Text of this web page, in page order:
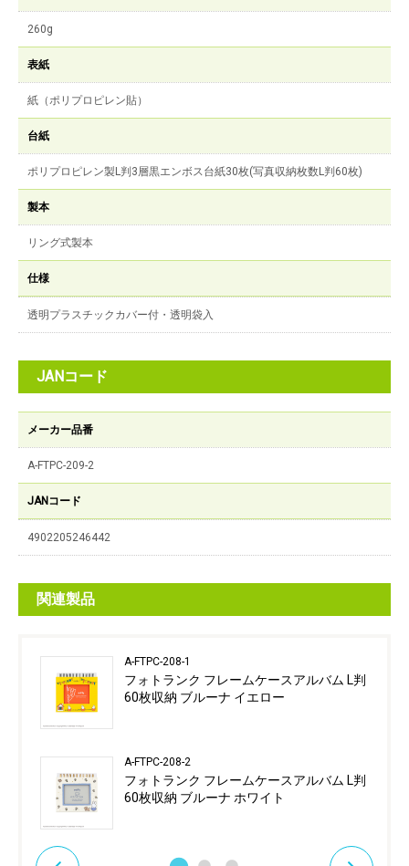
260g
表紙
紙（ポリプロピレン貼）
台紙
ポリプロピレン製L判3層黒エンボス台紙30枚(写真収納枚数L判60枚)
製本
リング式製本
仕様
透明プラスチックカバー付・透明袋入
JANコード
メーカー品番
A-FTPC-209-2
JANコード
4902205246442
関連製品
A-FTPC-208-1
フォトランク フレームケースアルバム L判
60枚収納 ブルーナ イエロー
A-FTPC-208-2
フォトランク フレームケースアルバム L判
60枚収納 ブルーナ ホワイト